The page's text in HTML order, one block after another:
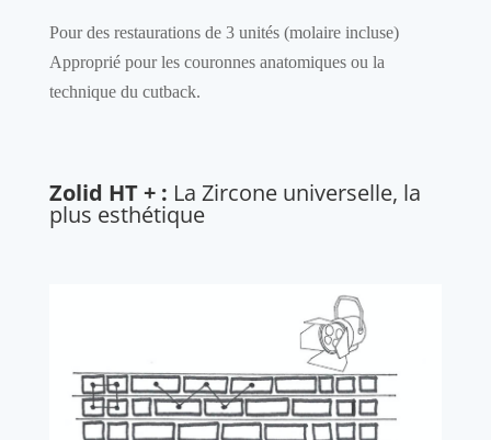
Pour des restaurations de 3 unités (molaire incluse)
Approprié pour les couronnes anatomiques ou la
technique du cutback.
Zolid HT + : La Zircone universelle, la
plus esthétique